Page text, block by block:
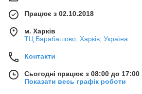
Працює з 02.10.2018
м. Харків
ТЦ Барабашово, Харків, Україна
Контакти
Сьогодні працює з 08:00 до 17:00
Показати весь графік роботи